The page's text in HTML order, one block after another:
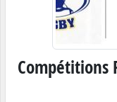
Compétitions